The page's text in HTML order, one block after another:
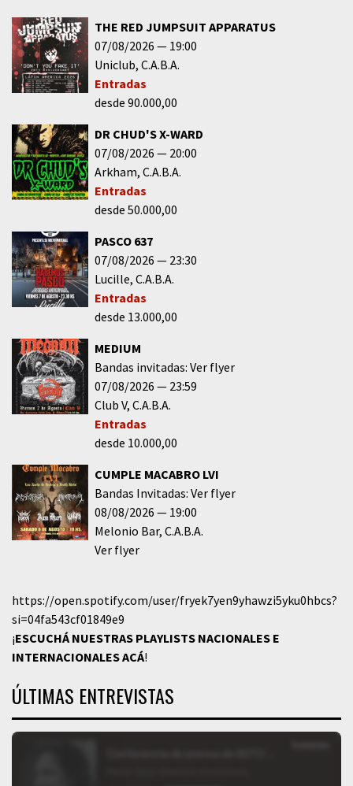
THE RED JUMPSUIT APPARATUS
07/08/2026
19:00
Uniclub C.A.B.A.
Entradas
desde 90.000,00
DR CHUD'S X-WARD
07/08/2026
20:00
Arkham C.A.B.A.
Entradas
desde 50.000,00
PASCO 637
07/08/2026
23:30
Lucille C.A.B.A.
Entradas
desde 13.000,00
MEDIUM
Bandas invitadas: Ver flyer
07/08/2026
23:59
Club V C.A.B.A.
Entradas
desde 10.000,00
CUMPLE MACABRO LVI
Bandas Invitadas: Ver flyer
08/08/2026
19:00
Melonio Bar C.A.B.A.
Ver flyer
https://open.spotify.com/user/fryek7yen9yhawzi5yku0hbcs?
si=04fa543cf01849e9
¡ESCUCHÁ NUESTRAS PLAYLISTS NACIONALES E
INTERNACIONALESACÁ!
ÚLTIMAS ENTREVISTAS